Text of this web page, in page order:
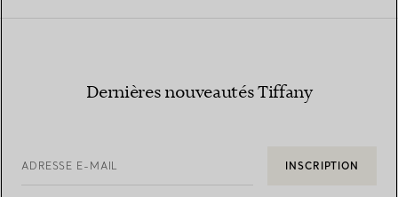
Dernières nouveautés Tiffany
ADRESSE E-MAIL INSCRIPTION